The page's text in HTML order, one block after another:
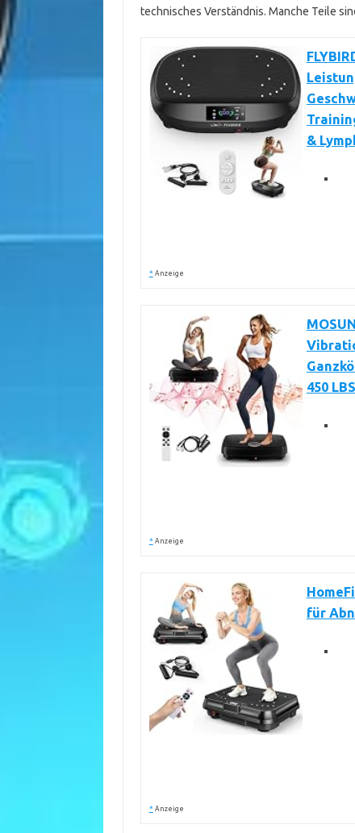
technisches Verständnis. Manche Teile
&
* Anzeige
450
* Anzeige
für
* Anzeige